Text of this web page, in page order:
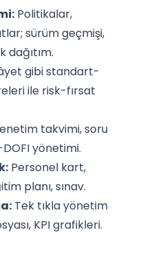
Politikalar,
sürüm geçmişi,
dağıtım.
gibi standart-
ile risk-fırsat
takvimi, soru
yönetimi.
Personel kart,
planı, sınav.
Tek tıkla yönetim
KPI grafikleri.